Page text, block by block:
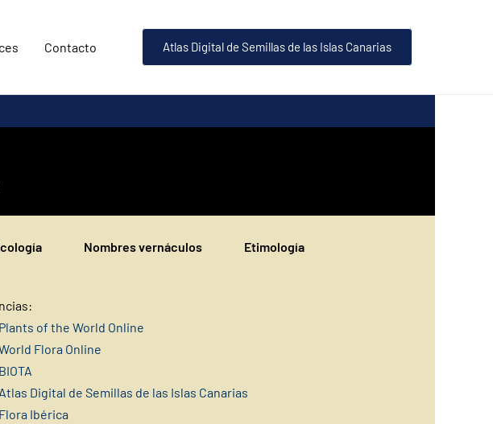
Contacto Atlas Digital de Semillas de las Islas Canarias
Nombres vernáculos Etimología
Plants of the World Online
Flora Online
BIOTA
Atlas Digital de Semillas de las Islas Canarias
Flora Ibérica